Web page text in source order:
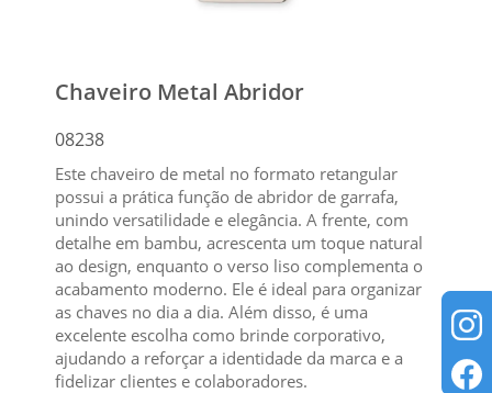
Chaveiro Metal Abridor
08238
Este chaveiro de metal no formato retangular
possui a prática função de abridor de garrafa,
unindo versatilidade e elegância. A frente, com
detalhe em bambu, acrescenta um toque natural
ao design, enquanto o verso liso complementa o
acabamento moderno. Ele é ideal para organizar
as chaves no dia a dia. Além disso, é uma
excelente escolha como brinde corporativo,
ajudando a reforçar a identidade da marca e a
fidelizar clientes e colaboradores.